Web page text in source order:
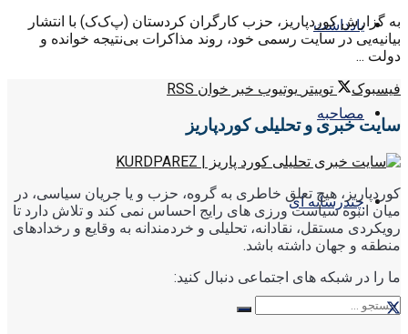
یادداشت
مصاحبه
چندرسانه ای
به گزارش کوردپاریز، حزب کارگران کردستان (پ‌ک‌ک) با انتشار
بیانیه‌یی در سایت رسمی خود، روند مذاکرات بی‌نتیجه خوانده و
دولت ...
فیسبوک
توییتر یوتیوب خبر خوان RSS
سایت خبری و تحلیلی کوردپاریز
کوردپاریز، هیچ تعلق خاطری به گروه، حزب و یا جریان سیاسی، در
میان انبوه سیاست ورزی های رایج احساس نمی کند و تلاش دارد تا
رویکردی مستقل، نقادانه، تحلیلی و خردمندانه به وقایع و رخدادهای
منطقه و جهان داشته باشد.
ما را در شبکه های اجتماعی دنبال کنید: